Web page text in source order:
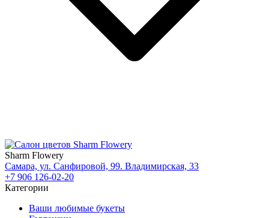
Sharm Flowery
Самара, ул. Санфировой, 99. Владимирская, 33
+7 906 126-02-20
Категории
Ваши любимые букеты